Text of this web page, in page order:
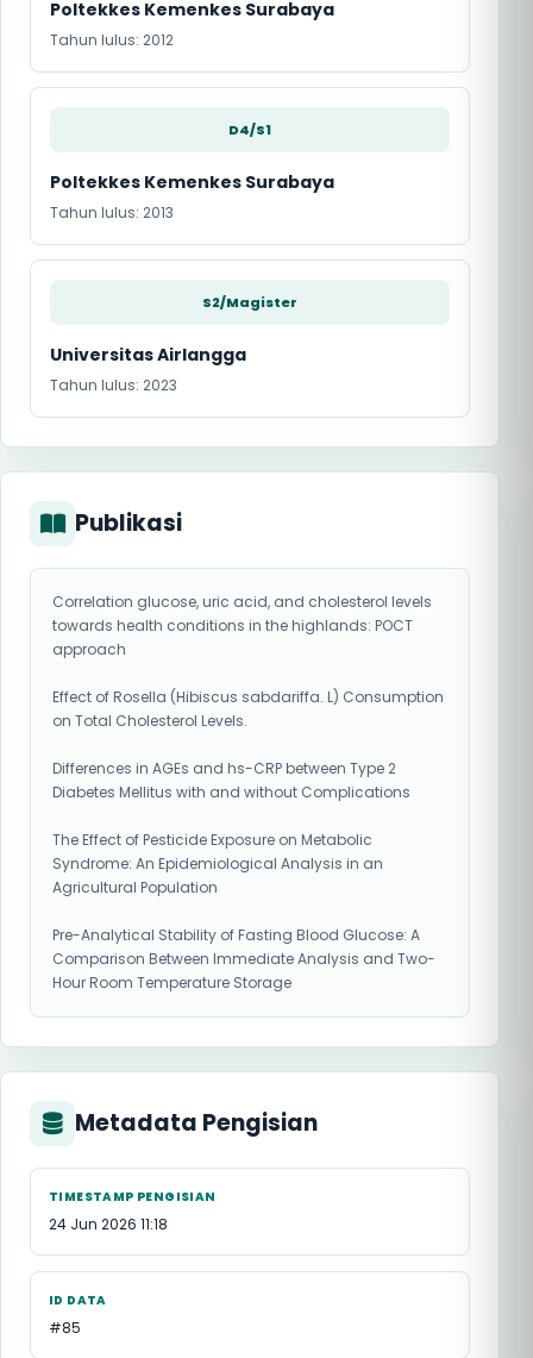
Poltekkes Kemenkes Surabaya
Tahun lulus: 2012
D4/S1
Poltekkes Kemenkes Surabaya
Tahun lulus: 2013
S2/Magister
Universitas Airlangga
Tahun lulus: 2023
Publikasi
Correlation glucose, uric acid, and cholesterol levels
towards health conditions in the highlands: POCT
approach
Effect of Rosella (Hibiscus sabdariffa. L) Consumption
on Total Cholesterol Levels.
Differences in AGEs and hs-CRP between Type 2
Diabetes Mellitus with and without Complications
The Effect of Pesticide Exposure on Metabolic
Syndrome: An Epidemiological Analysis in an
Agricultural Population
Pre-Analytical Stability of Fasting Blood Glucose: A
Comparison Between Immediate Analysis and Two-
Hour Room Temperature Storage
Metadata Pengisian
TIMESTAMP PENGISIAN
24 Jun 2026 11:18
ID DATA
#85